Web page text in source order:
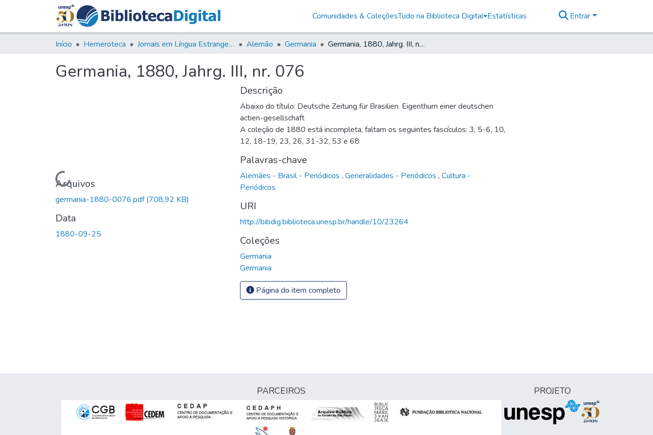
Comunidades & ColeçõesTudo na Biblioteca Digital Estatísticas Entrar
Início Hemeroteca Jornais em Língua Estrangeira Alemão Germania Germania, 1880, Jahrg. III, nr. 076
Germania, 1880, Jahrg. III, nr. 076
Carregando...
Arquivos
germania-1880-0076.pdf(708,92 KB)
Data
1880-09-25
Descrição
Abaixo do título: Deutsche Zeitung für Brasilien. Eigenthum einer deutschen
actien-gesellschaft
A coleção de 1880 está incompleta, faltam os seguintes fascículos: 3, 5-6, 10,
12, 18-19, 23, 26, 31-32, 53 e 68
Palavras-chave
Alemães - Brasil - Periódicos , Generalidades - Periódicos , Cultura -
Periódicos
URI
http://bibdig.biblioteca.unesp.br/handle/10/23264
Coleções
Germania
Germania
Página do item completo
PARCEIROS PROJETO